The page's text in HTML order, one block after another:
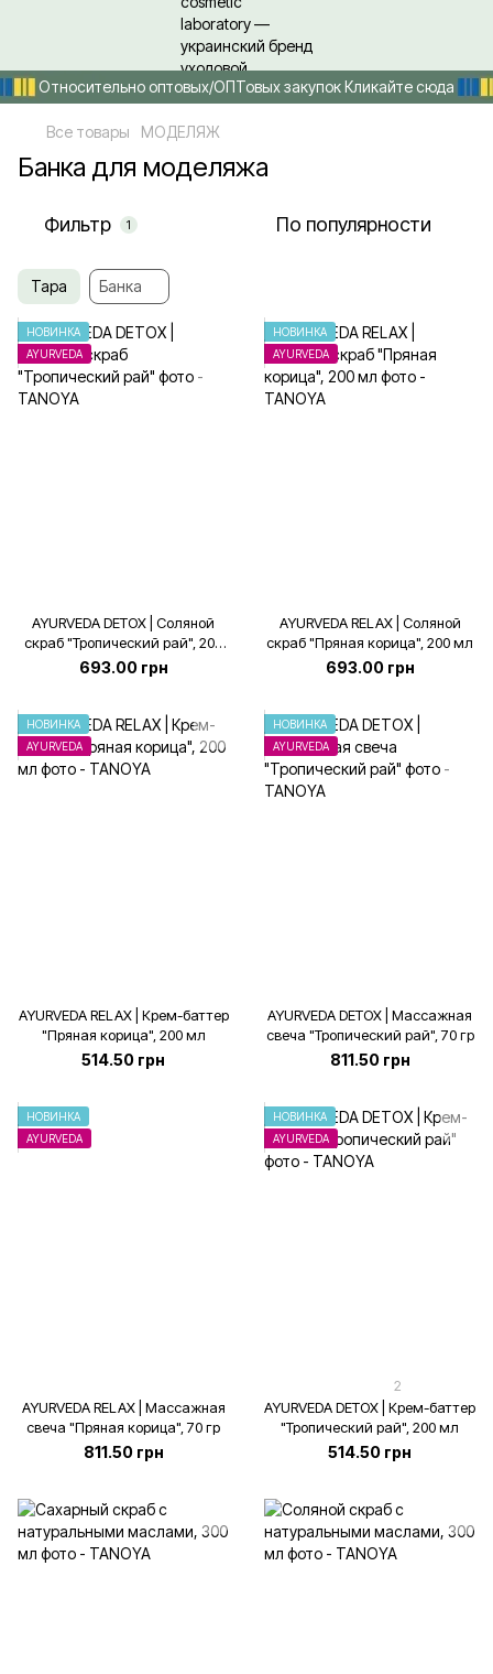
Относительно оптовых/ОПТовых закупок Кликайте сюда
Все товары МОДЕЛЯЖ
Банка для моделяжа
Фильтр 1 По популярности
Тара Банка
НОВИНКА
AYURVEDA
AYURVEDA DETOX | Соляной
cкраб "Тропический рай", 200
мл
693.00 грн
НОВИНКА
AYURVEDA
AYURVEDA RELAX | Соляной
cкраб "Пряная корица", 200 мл
693.00 грн
НОВИНКА
AYURVEDA
AYURVEDA RELAX | Крем-баттер
"Пряная корица", 200 мл
514.50 грн
НОВИНКА
AYURVEDA
AYURVEDA DETOX | Массажная
свеча "Тропический рай", 70 гр
811.50 грн
НОВИНКА
AYURVEDA
AYURVEDA RELAX | Массажная
свеча "Пряная корица", 70 гр
811.50 грн
НОВИНКА
AYURVEDA
2
AYURVEDA DETOX | Крем-баттер
"Тропический рай", 200 мл
514.50 грн